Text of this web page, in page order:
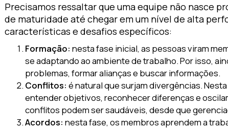
Precisamos ressaltar que uma equipe não nasce
de maturidade até chegar em um nível de alta
características e desafios específicos:
Formação: nesta fase inicial, as pessoas viram
se adaptando ao ambiente de trabalho. Por isso,
problemas, formar alianças e buscar informações.
Conflitos: é natural que surjam divergências.
entender objetivos, reconhecer diferenças e
conflitos podem ser saudáveis, desde que
Acordos: nesta fase, os membros aprendem a